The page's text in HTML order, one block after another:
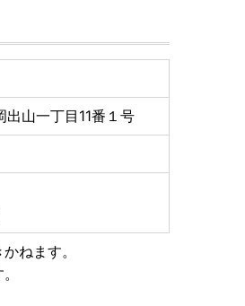
ございましたら、大変お
げます。なお、お受け取
別に発送しております。
申請が可能となります。
出山一丁目11番１号
ねます。